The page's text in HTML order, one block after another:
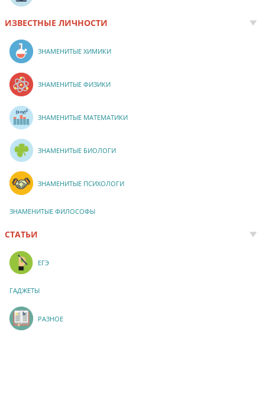
ИЗВЕСТНЫЕ ЛИЧНОСТИ
ЗНАМЕНИТЫЕ ХИМИКИ
ЗНАМЕНИТЫЕ ФИЗИКИ
ЗНАМЕНИТЫЕ МАТЕМАТИКИ
ЗНАМЕНИТЫЕ БИОЛОГИ
ЗНАМЕНИТЫЕ ПСИХОЛОГИ
ЗНАМЕНИТЫЕ ФИЛОСОФЫ
СТАТЬИ
ЕГЭ
ГАДЖЕТЫ
РАЗНОЕ